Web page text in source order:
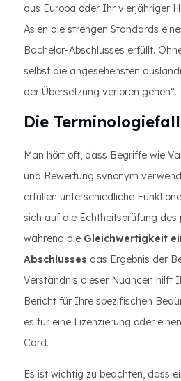
aus Europa oder Ihr vierjähriger
Asien die strengen Standards
Bachelor-Abschlusses erfüllt.
selbst die angesehensten
der Übersetzung verloren gehen“.
Die
Man hört oft, dass Begriffe wie
und Bewertung synonym
erfüllen unterschiedliche
sich auf die Echtheitsprüfung des
während die Gleichwertigkeit
Abschlusses das Ergebnis der
Verständnis dieser Nuancen hilft
Bericht für Ihre spezifischen
es für eine Lizenzierung oder
Card.
Es ist wichtig zu beachten, dass